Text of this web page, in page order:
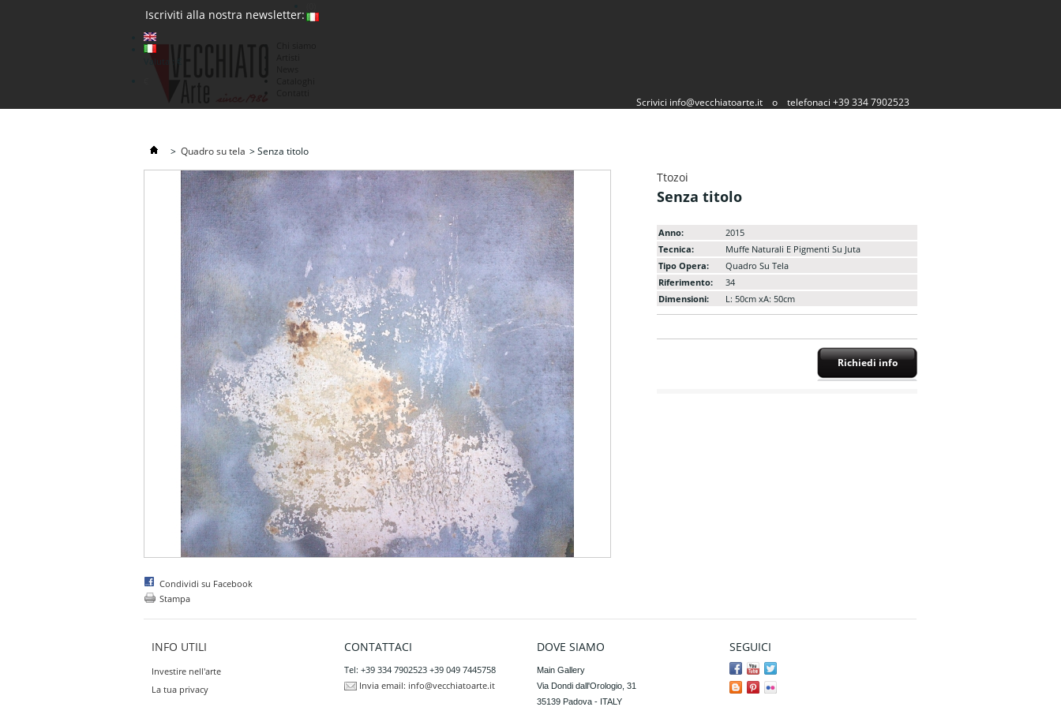
Iscriviti alla nostra newsletter:
Scrivici info@vecchiatoarte.it o telefonaci +39 334 7902523
> Quadro su tela >Senza titolo
Condividi su Facebook
Stampa
Ttozoi
Senza titolo
Anno:
2015
Tecnica:
Muffe Naturali E Pigmenti Su Juta
Tipo Opera:
Quadro Su Tela
Riferimento:
34
Dimensioni:
L: 50cm xA: 50cm
Richiedi info
INFO UTILI
Investire nell'arte
La tua privacy
CONTATTACI
Tel: +39 334 7902523 +39 049 7445758
Invia email: info@vecchiatoarte.it
DOVE SIAMO
Main Gallery
Via Dondi dall'Orologio, 31
35139 Padova - ITALY
SEGUICI